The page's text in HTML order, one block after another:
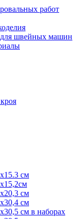
работ
швейных машин
см
см
см
см в наборах